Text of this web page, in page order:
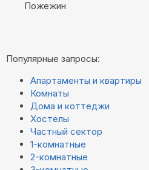
Пожежин
Популярные запросы:
Апартаменты и квартиры
Комнаты
Дома и коттеджи
Хостелы
Частный сектор
1-комнатные
2-комнатные